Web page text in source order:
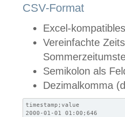
CSV-Format
Excel-
Vereinfachte
Semikolon als
Dezimalkomma
timestamp;value
2000-01-01 01:00;646